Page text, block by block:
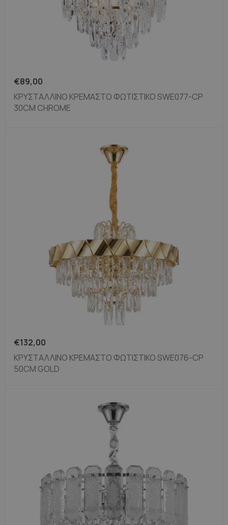
€89,00
ΚΡΥΣΤΆΛΛΙΝΟ ΚΡΕΜΑΣΤΌ ΦΩΤΙΣΤΙΚΌ SWE077-CP
30CM CHROME
€132,00
ΚΡΥΣΤΆΛΛΙΝΟ ΚΡΕΜΑΣΤΌ ΦΩΤΙΣΤΙΚΌ SWE076-CP
50CM GOLD